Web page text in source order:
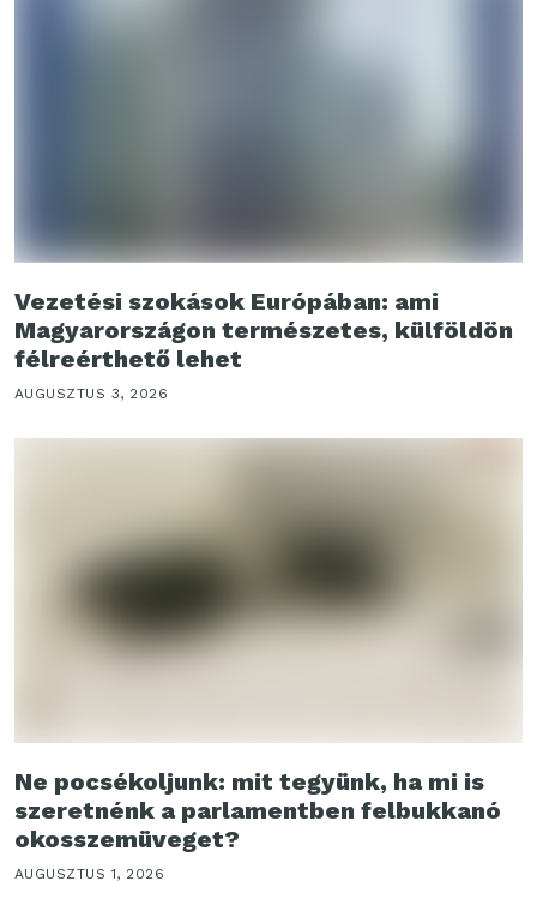
Vezetési szokások Európában: ami
Magyarországon természetes, külföldön
félreérthető lehet
AUGUSZTUS 3, 2026
Ne pocsékoljunk: mit tegyünk, ha mi is
szeretnénk a parlamentben felbukkanó
okosszemüveget?
AUGUSZTUS 1, 2026